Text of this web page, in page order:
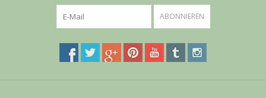
ABONNIEREN